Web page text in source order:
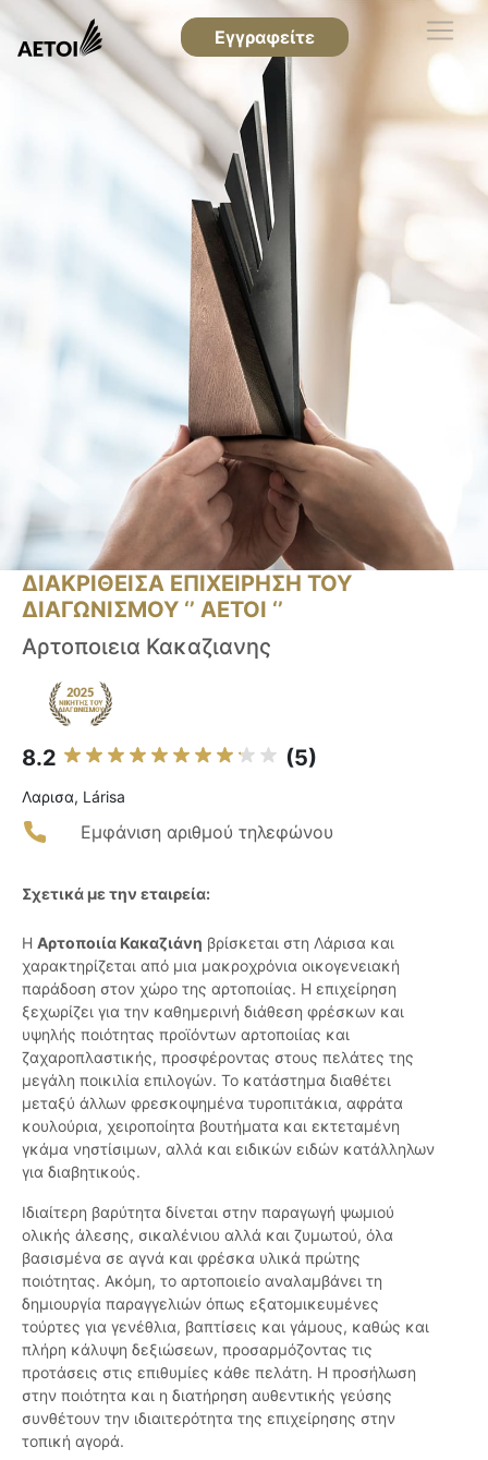
Εγγραφείτε
ΔΙΑΚΡΙΘΕΙΣΑ ΕΠΙΧΕΙΡΗΣΗ ΤΟΥ
ΔΙΑΓΩΝΙΣΜΟΥ ‘’ ΑΕΤΟΙ ‘’
Αρτοποιεια Κακαζιανης
8.2 (5)
Λαρισα, Lárisa
Εμφάνιση αριθμού τηλεφώνου
Σχετικά με την εταιρεία:
Η Αρτοποιία Κακαζιάνη βρίσκεται στη Λάρισα και
χαρακτηρίζεται από μια μακροχρόνια οικογενειακή
παράδοση στον χώρο της αρτοποιίας. Η επιχείρηση
ξεχωρίζει για την καθημερινή διάθεση φρέσκων και
υψηλής ποιότητας προϊόντων αρτοποιίας και
ζαχαροπλαστικής, προσφέροντας στους πελάτες της
μεγάλη ποικιλία επιλογών. Το κατάστημα διαθέτει
μεταξύ άλλων φρεσκοψημένα τυροπιτάκια, αφράτα
κουλούρια, χειροποίητα βουτήματα και εκτεταμένη
γκάμα νηστίσιμων, αλλά και ειδικών ειδών κατάλληλων
για διαβητικούς.
Ιδιαίτερη βαρύτητα δίνεται στην παραγωγή ψωμιού
ολικής άλεσης, σικαλένιου αλλά και ζυμωτού, όλα
βασισμένα σε αγνά και φρέσκα υλικά πρώτης
ποιότητας. Ακόμη, το αρτοποιείο αναλαμβάνει τη
δημιουργία παραγγελιών όπως εξατομικευμένες
τούρτες για γενέθλια, βαπτίσεις και γάμους, καθώς και
πλήρη κάλυψη δεξιώσεων, προσαρμόζοντας τις
προτάσεις στις επιθυμίες κάθε πελάτη. Η προσήλωση
στην ποιότητα και η διατήρηση αυθεντικής γεύσης
συνθέτουν την ιδιαιτερότητα της επιχείρησης στην
τοπική αγορά.